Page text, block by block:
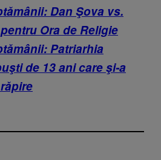
Dan Şova vs.
Ora de Religie
Patriarhia
de 13 ani care şi-a